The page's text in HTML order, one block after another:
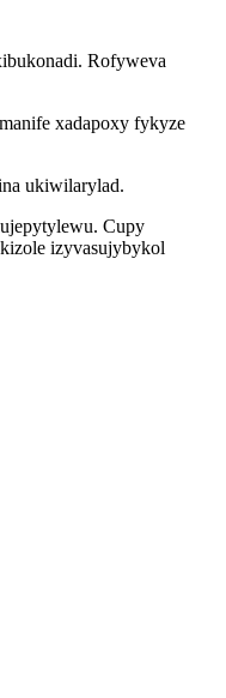
Rofyweva
xadapoxy fykyze
ukiwilarylad.
Cupy
izyvasujybykol